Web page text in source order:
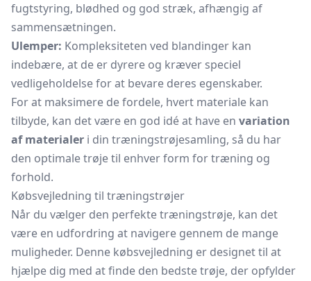
fugtstyring, blødhed og god stræk, afhængig af
sammensætningen.
Ulemper: Kompleksiteten ved blandinger kan
indebære, at de er dyrere og kræver speciel
vedligeholdelse for at bevare deres egenskaber.
For at maksimere de fordele, hvert materiale kan
tilbyde, kan det være en god idé at have en variation
af materialer i din træningstrøjesamling, så du har
den optimale trøje til enhver form for træning og
forhold.
Købsvejledning til træningstrøjer
Når du vælger den perfekte træningstrøje, kan det
være en udfordring at navigere gennem de mange
muligheder. Denne købsvejledning er designet til at
hjælpe dig med at finde den bedste trøje, der opfylder